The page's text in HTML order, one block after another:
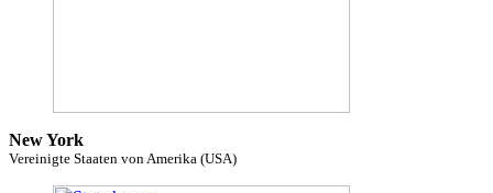
New York
Vereinigte Staaten von Amerika (USA)